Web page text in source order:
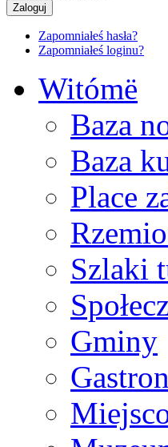
Zapomniałeś hasła?
Zapomniałeś loginu?
Witómë
Baza
Baza
Place
Szlaki
Gminy